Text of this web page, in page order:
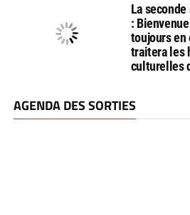
La seconde
:
toujours
traitera les
culturelles
AGENDA DES SORTIES